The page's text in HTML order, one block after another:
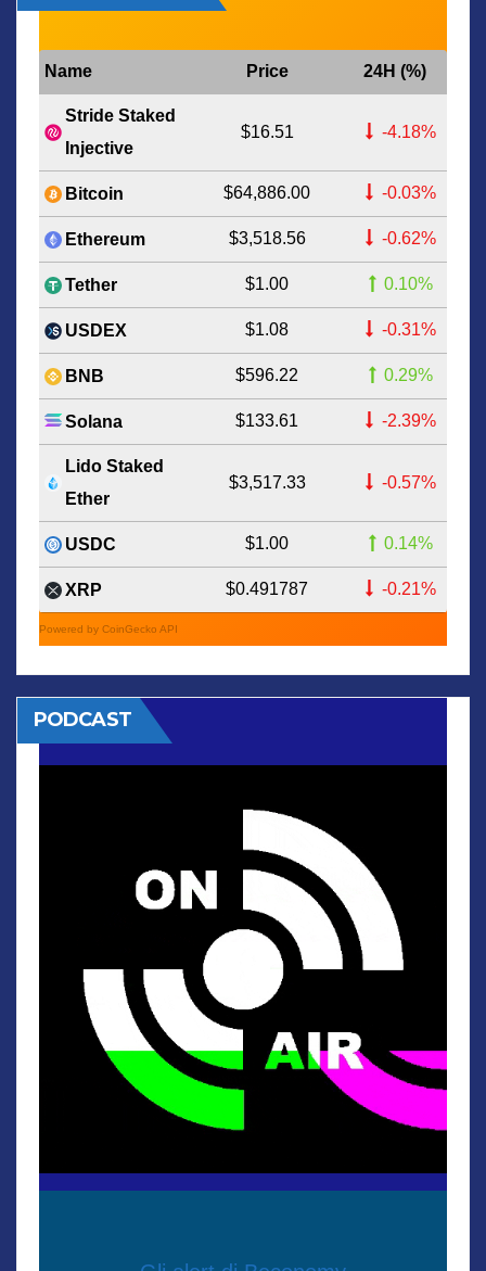
Name Price 24H (%)
Stride Staked
Injective
$16.51 -4.18%
Bitcoin $64,886.00 -0.03%
Ethereum $3,518.56 -0.62%
Tether $1.00 0.10%
USDEX $1.08 -0.31%
BNB $596.22 0.29%
Solana $133.61 -2.39%
Lido Staked
Ether
$3,517.33 -0.57%
USDC $1.00 0.14%
XRP $0.491787 -0.21%
Powered by CoinGecko API
PODCAST